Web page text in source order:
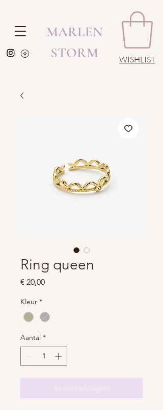
MARLEN
STORM
WISHLIST
Ring queen
€ 20,00Prijs
Kleur *
Aantal *